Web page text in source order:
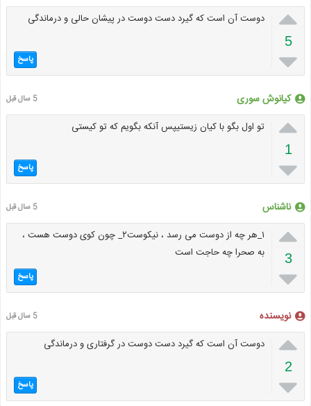

5

دوست آن است که گیرد دست دوست در پیشان حالی و درماندگی
پاسخ
کیانوش سوری 5 سال قبل

1

تو اول بگو با کیان زیستیپس آنکه بگویم که تو کیستی
پاسخ
ناشناس 5 سال قبل

3

۱_هر چه از دوست می رسد ، نیکوست۲_ چون کوی دوست هست ،
به صحرا چه حاجت است
پاسخ
نویسنده 5 سال قبل

2

دوست آن است که گیرد دست دوست در گرفتاری و درماندگی
پاسخ